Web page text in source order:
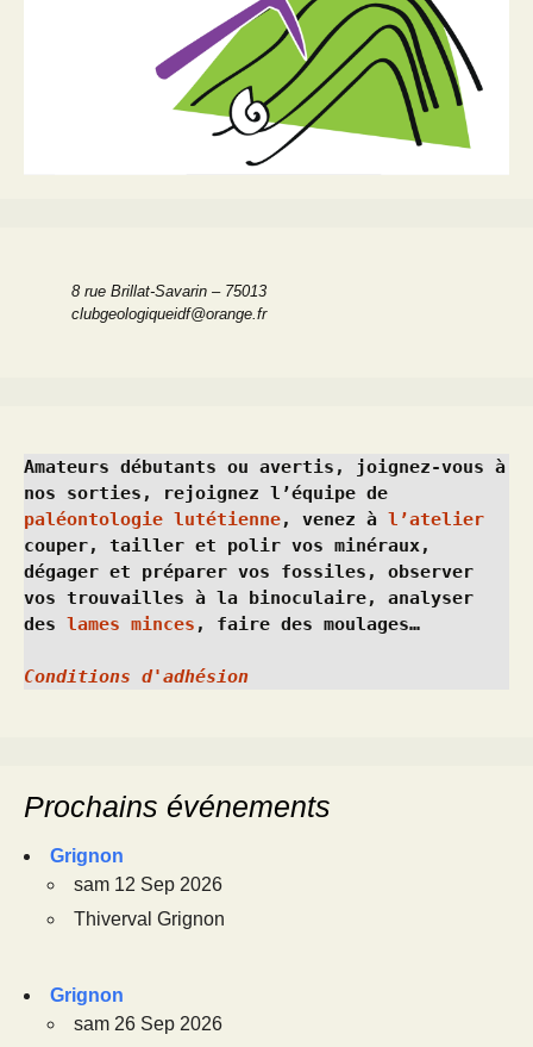
8 rue Brillat-Savarin – 75013
clubgeologiqueidf@orange.fr
Amateurs débutants ou avertis, joignez-vous à
paléontologie lutétienne, venez à l’atelier
couper, tailler et polir vos minéraux,
dégager et préparer vos fossiles, observer
vos trouvailles à la binoculaire, analyser
des lames minces , faire des moulages…
Conditions d'adhésion
Prochains événements
Grignon
sam 12 Sep 2026
Thiverval Grignon
Grignon
sam 26 Sep 2026